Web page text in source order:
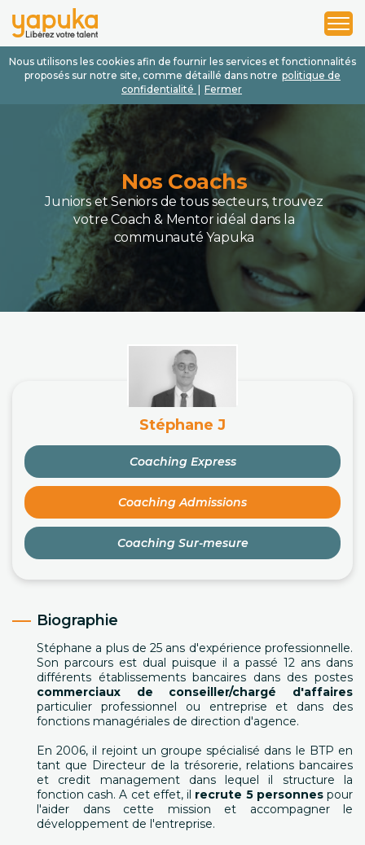
Nous utilisons les cookies afin de fournir les services et fonctionnalités
proposés sur notre site, comme détaillé dans notre politique de
confidentialité
Fermer
1
2
3
Nos Coachs
Juniors et Seniors de tous secteurs, trouvez
votre Coach & Mentor idéal dans la
communauté Yapuka
Stéphane J
Coaching Express
Coaching Admissions
Coaching Sur-mesure
Biographie
Stéphane a plus de 25 ans d'expérience professionnelle.
Son parcours est dual puisque il a passé 12 ans dans
différents établissements bancaires dans des postes
commerciaux de conseiller/chargé d'affaires
particulier professionnel ou entreprise et dans des
fonctions managériales de direction d'agence.
En 2006, il rejoint un groupe spécialisé dans le BTP en
tant que Directeur de la trésorerie, relations bancaires
et credit management dans lequel il structure la
fonction cash. A cet effet, il recrute 5 personnespour
l'aider dans cette mission et accompagner le
développement de l'entreprise.